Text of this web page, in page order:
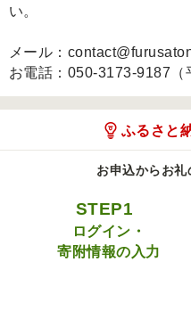
い。
メール：
お電話：050-3173-9187（
ふるさと
お申込からお
STEP1
ログイン・
寄附情報の入力